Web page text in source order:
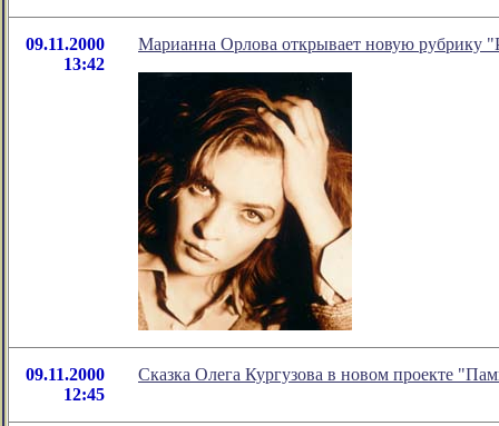
09.11.2000
13:42
Марианна Орлова открывает новую рубрику
09.11.2000
12:45
Сказка Олега Кургузова в новом проекте